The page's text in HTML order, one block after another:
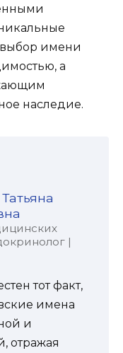
имени
а
наследие.
|
тот факт,
имена
и
отражая